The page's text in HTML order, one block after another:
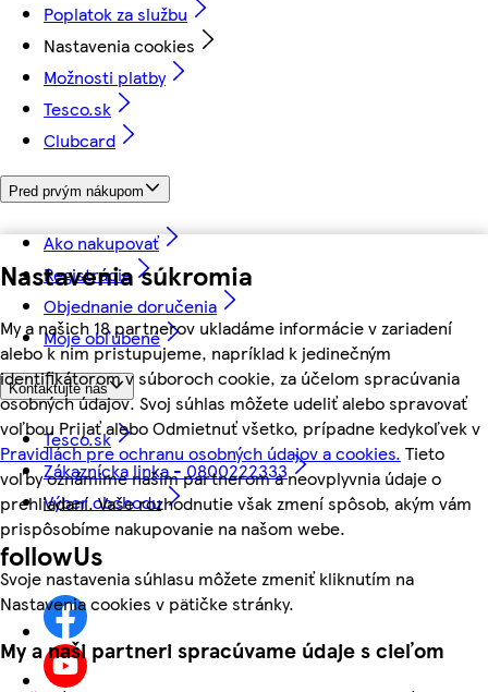
Nastavenia súkromia
My a našich 18 partnerov ukladáme informácie v zariadení
alebo k nim pristupujeme, napríklad k jedinečným
identifikátorom v súboroch cookie, za účelom spracúvania
osobných údajov. Svoj súhlas môžete udeliť alebo spravovať
voľbou Prijať alebo Odmietnuť všetko, prípadne kedykoľvek v
Pravidlách pre ochranu osobných údajov a cookies. Tieto
voľby oznámime našim partnerom a neovplyvnia údaje o
prehliadaní. Vaše rozhodnutie však zmení spôsob, akým vám
prispôsobíme nakupovanie na našom webe.
Svoje nastavenia súhlasu môžete zmeniť kliknutím na
Nastavenia cookies v pätičke stránky.
My a naši partneri spracúvame údaje s cieľom
Poplatok za službu
Nastavenia cookies
Možnosti platby
Tesco.sk
Clubcard
Pred prvým nákupom
Ako nakupovať
Registrácia
Objednanie doručenia
Moje obľúbené
Kontaktujte nás
Tesco.sk
Zákaznícka linka - 0800222333
Výber obchodu
followUs